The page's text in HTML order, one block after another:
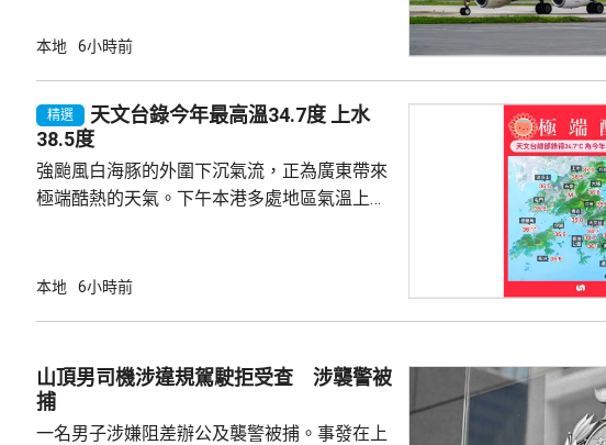
40分安全著陸，機場運作不受影響。 機管局
本地 6小時前
精選
天文台錄今年最高溫34.7度 上水
38.5度
強颱風白海豚的外圍下沉氣流，正為廣東帶來
極端酷熱的天氣。下午本港多處地區氣溫上升
更錄得38.5度，黃大仙、打鼓 嶺、跑馬地及元
一兩分鐘已經大汗淋漓、衣服濕透，甚至有輕
微中暑感覺，不過因為預約了球場所以繼續踢
球。亦有市民指，在街上...
本地 6小時前
山頂男司機涉違規駕駛拒受查 涉襲警被
捕
一名男子涉嫌阻差辦公及襲警被捕。事發在上